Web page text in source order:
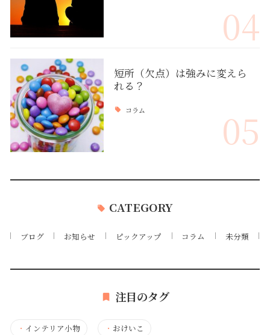
04
短所（欠点）は強みに変えら
れる？
コラム 05
CATEGORY
ブログ お知らせ ピックアップ コラム 未分類
注目のタグ
・ インテリア小物 ・ おけいこ